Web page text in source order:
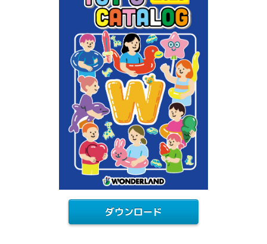
ダウンロード